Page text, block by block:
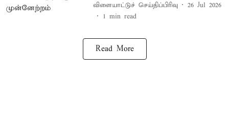
விளையாட்டுச் செய்திப்பிரிவு
26 Jul 2026
1 min read
Read More